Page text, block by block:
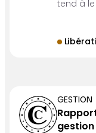
tend à le
GESTION
gestion